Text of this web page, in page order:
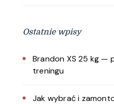
Ostatnie wpisy
Brandon XS 25 kg —
treningu
Jak wybrać i